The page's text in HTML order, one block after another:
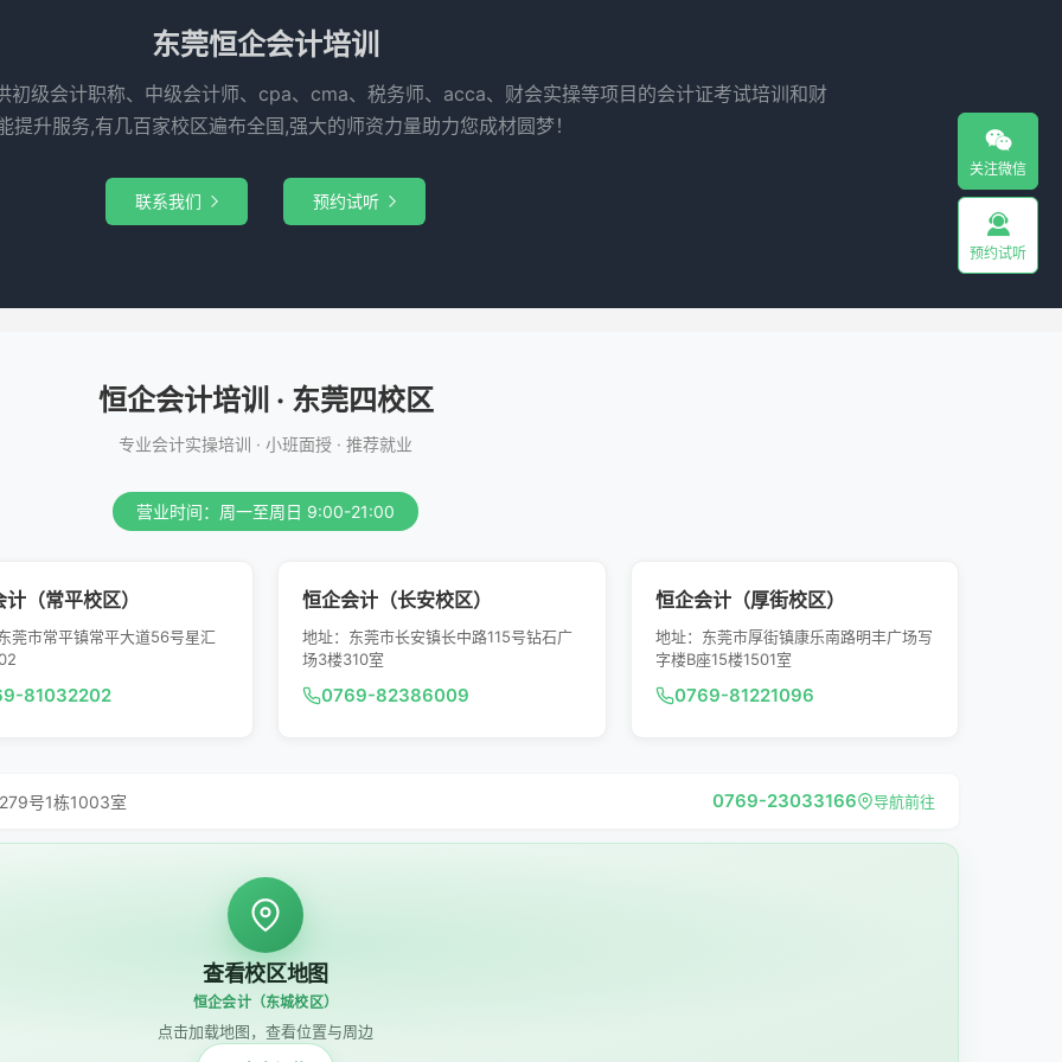
东莞恒企会计培训
初级会计职称、中级会计师、cpa、cma、税务师、acca、财会实操等项目的会计证考试培训和财
提升服务,有几百家校区遍布全国,强大的师资力量助力您成材圆梦！
联系我们  预约试听 
恒企会计培训 · 东莞四校区
专业会计实操培训 · 小班面授 · 推荐就业
营业时间：周一至周日 9:00-21:00
（常平校区）
莞市常平镇常平大道56号星汇
81032202
恒企会计（长安校区）
地址：东莞市长安镇长中路115号钻石广
场3楼310室
0769-82386009
恒企会计（厚街校区）
地址：东莞市厚街镇康乐南路明丰广场写
字楼B座15楼1501室
0769-81221096
号1栋1003室 0769-23033166 导航前往
查看校区地图
恒企会计（东城校区）
点击加载地图，查看位置与周边

关注微信

预约试听